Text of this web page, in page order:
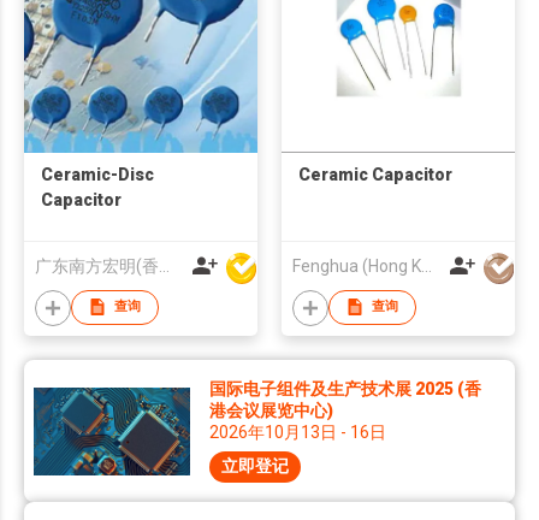
Ceramic-Disc
Capacitor
查询
Ceramic Capacitor
Fenghua (Hong Kong) Electronics Ltd.
查询
国际电子组件及生产技术展 2025 (香
港会议展览中心)
2026年10月13日 - 16日
立即登记